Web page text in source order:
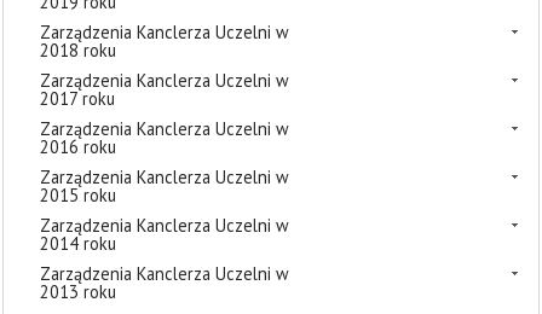
Zarządzenia Kanclerza Uczelni w
2018 roku
Zarządzenia Kanclerza Uczelni w
2017 roku
Zarządzenia Kanclerza Uczelni w
2016 roku
Zarządzenia Kanclerza Uczelni w
2015 roku
Zarządzenia Kanclerza Uczelni w
2014 roku
Zarządzenia Kanclerza Uczelni w
2013 roku